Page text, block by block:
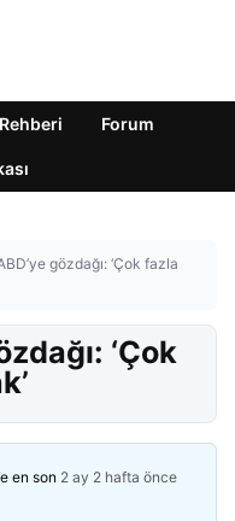
Forum
gözdağı: ‘Çok fazla
‘Çok
en son 2 ay 2 hafta önce